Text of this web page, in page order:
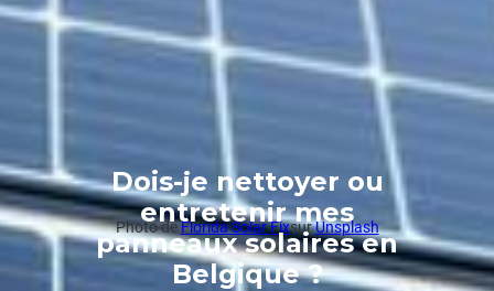
Photo deFlorida Solar FixsurUnsplash
Dois-je nettoyer ou
entretenir mes
panneaux solaires en
Belgique ?